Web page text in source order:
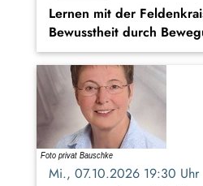
Lernen mit der
Bewusstheit durch
Mi., 07.10.2026 19:30 Uhr